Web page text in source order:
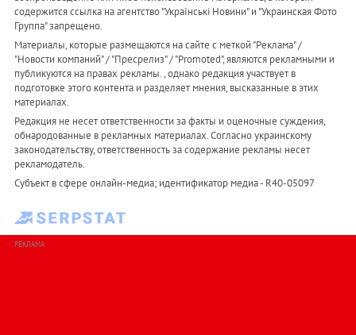
содержится ссылка на агентство "Українськi Новини" и "Украинская Фото
Группа" запрещено.
Материалы, которые размещаются на сайте с меткой "Реклама" /
"Новости компаний" / "Пресрелиз" / "Promoted", являются рекламными и
публикуются на правах рекламы. , однако редакция участвует в
подготовке этого контента и разделяет мнения, высказанные в этих
материалах.
Редакция не несет ответственности за факты и оценочные суждения,
обнародованные в рекламных материалах. Согласно украинскому
законодательству, ответственность за содержание рекламы несет
рекламодатель.
Субъект в сфере онлайн-медиа; идентификатор медиа - R40-05097
РЕКЛАМА